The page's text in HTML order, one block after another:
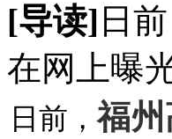
[导读] 日
在网上曝光
日前，福